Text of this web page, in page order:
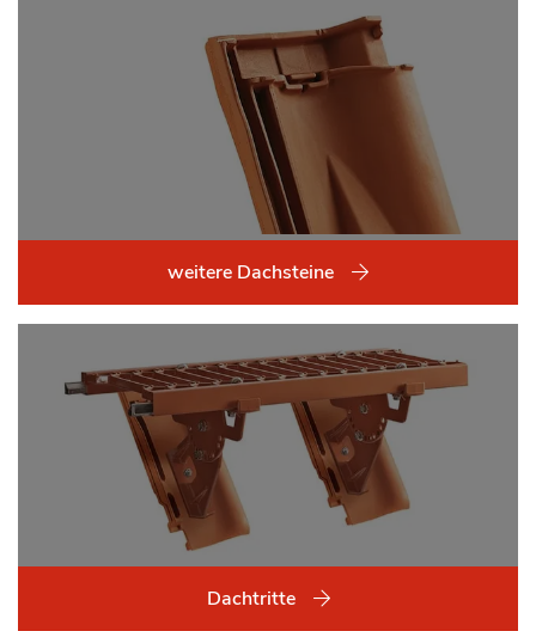
weitere Dachsteine
Dachtritte